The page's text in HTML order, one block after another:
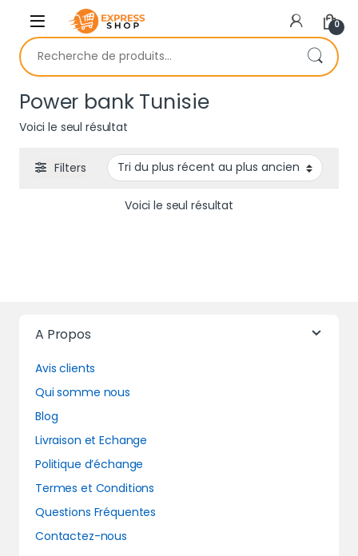
Skip to navigation
Skip to content
0
Recherche pour :
Power bank Tunisie
Voici le seul résultat
Filters
Voici le seul résultat
A Propos
Avis clients
Qui somme nous
Blog
Livraison et Echange
Politique d’échange
Termes et Conditions
Questions Fréquentes
Contactez-nous